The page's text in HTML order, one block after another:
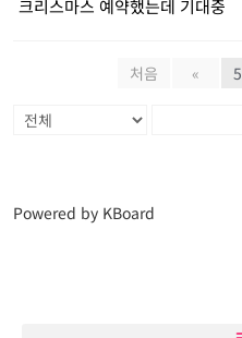
크리스마스 예약했는데 기대중
처음 « 5
Powered by KBoard